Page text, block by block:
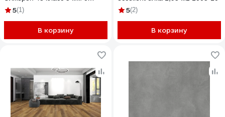
подложкой (2,23 кв.м) 6533
5(1)
В корзину
5(2)
В корзину